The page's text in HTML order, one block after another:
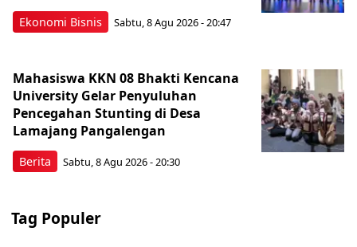
Ekonomi Bisnis Sabtu, 8 Agu 2026 - 20:47
Berita
Mahasiswa KKN 08 Bhakti Kencana
University Gelar Penyuluhan
Pencegahan Stunting di Desa
Lamajang Pangalengan
Sabtu, 8 Agu 2026 - 20:30
Tag Populer